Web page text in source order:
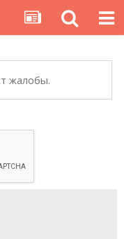
жалобы.